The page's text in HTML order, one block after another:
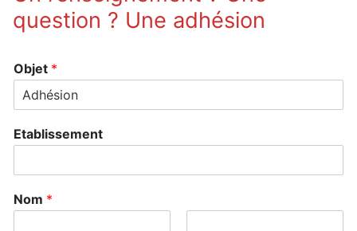
question ? Une adhésion
Objet *
Etablissement
Nom *